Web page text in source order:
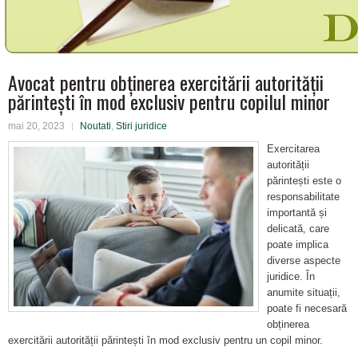
Avocat pentru obținerea exercitării autorității
părintești în mod exclusiv pentru copilul minor
mai 20, 2023 Noutati, Stiri juridice
Exercitarea
autorității
părintești este o
responsabilitate
importantă și
delicată, care
poate implica
diverse aspecte
juridice. În
anumite situații,
poate fi necesară
obținerea
exercitării autorității părintești în mod exclusiv pentru un copil minor.